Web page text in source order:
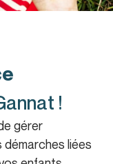
!
gérer
liées